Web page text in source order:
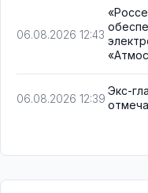
06.08.2026 12:43
06.08.2026 12:39
Экс-